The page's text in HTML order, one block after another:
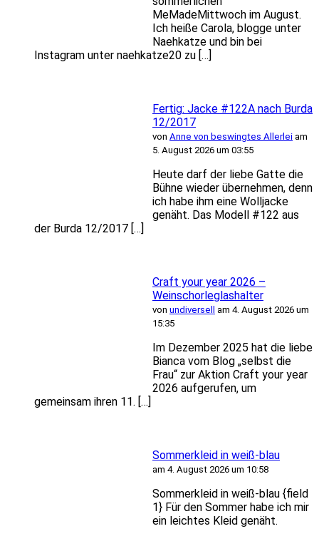
MeMadeMittwoch im August.
Ich heiße Carola, blogge unter
Naehkatze und bin bei
Instagram unter naehkatze20 zu […]
Fertig: Jacke #122A nach Burda
12/2017
von Anne von beswingtes Allerlei am
5. August 2026 um 03:55
Heute darf der liebe Gatte die
Bühne wieder übernehmen, denn
ich habe ihm eine Wolljacke
genäht. Das Modell #122 aus
der Burda 12/2017 […]
Craft your year 2026 –
Weinschorleglashalter
von undiversell
am 4. August 2026 um
15:35
Im Dezember 2025 hat die liebe
Bianca vom Blog „selbst die
Frau“ zur Aktion Craft your year
2026 aufgerufen, um
gemeinsam ihren 11. […]
Sommerkleid in weiß-blau
am 4. August 2026 um 10:58
Sommerkleid in weiß-blau {field
1} Für den Sommer habe ich mir
ein leichtes Kleid genäht.